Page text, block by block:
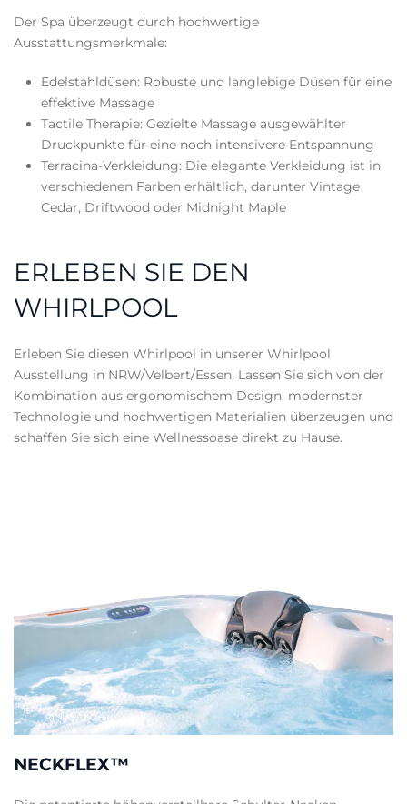
Der Spa überzeugt durch hochwertige
Ausstattungsmerkmale:
Edelstahldüsen: Robuste und langlebige Düsen für eine
effektive Massage
Tactile Therapie: Gezielte Massage ausgewählter
Druckpunkte für eine noch intensivere Entspannung
Terracina-Verkleidung: Die elegante Verkleidung ist in
verschiedenen Farben erhältlich, darunter Vintage
Cedar, Driftwood oder Midnight Maple
ERLEBEN SIE DEN
WHIRLPOOL
Erleben Sie diesen Whirlpool in unserer Whirlpool
Ausstellung in NRW/Velbert/Essen. Lassen Sie sich von der
Kombination aus ergonomischem Design, modernster
Technologie und hochwertigen Materialien überzeugen und
schaffen Sie sich eine Wellnessoase direkt zu Hause.
NECKFLEX™